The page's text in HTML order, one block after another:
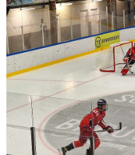
CUPER
CAFÉET
PARTNERS
PARTNERBROSCHYR
KLUBB 1949